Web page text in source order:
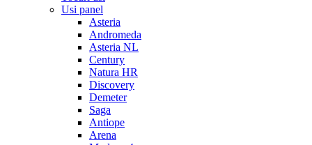
Usi panel
Asteria
Andromeda
Asteria NL
Century
Natura HR
Discovery
Demeter
Saga
Antiope
Arena